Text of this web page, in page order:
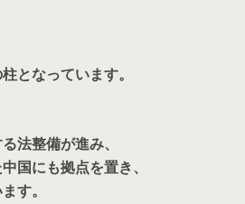
となっています。
法整備が進み、
国にも拠点を置き、
す。